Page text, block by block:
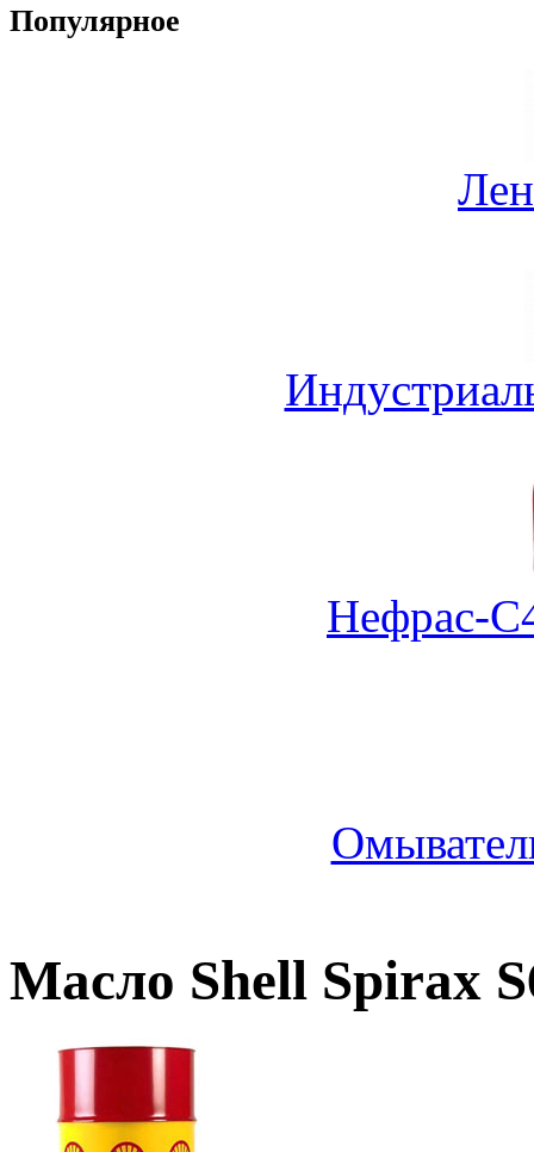
Популярное
Нефрас-
Масло Shell Spirax